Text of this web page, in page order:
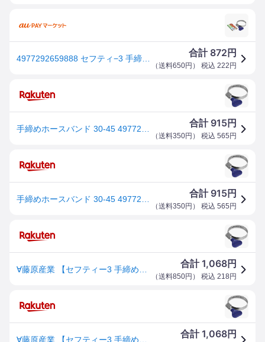
合計 872 円
（送料650円 ） 税込 222 円
合計 915円
（送料350円 ） 税込 565 円
合計 915円
（送料350円 ） 税込 565 円
合計1,068円
（送料850円 ） 税込 218 円
合計1,068円